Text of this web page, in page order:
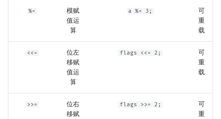
%=
模赋
值运
算
a %= 3;
可
重
载
<<=
位左
移赋
值运
算
flags <<= 2;
可
重
载
>>=
位右
移赋
flags >>= 2;
可
重